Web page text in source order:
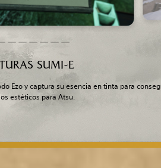
SUMI-E
Ezo y captura su esencia en tinta para
estéticos para Atsu.